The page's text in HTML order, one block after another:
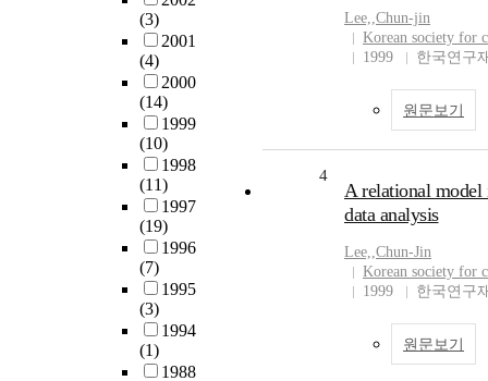
(3)
2001
(4)
2000
(14)
1999
(10)
1998
(11)
1997
(19)
1996
(7)
1995
(3)
1994
(1)
1988
Lee,,Chun-jin
Korean society for
1999
한국연구
원문보기
4
A relational model
data analysis
Lee,,Chun-Jin
Korean society for
1999
한국연구
원문보기